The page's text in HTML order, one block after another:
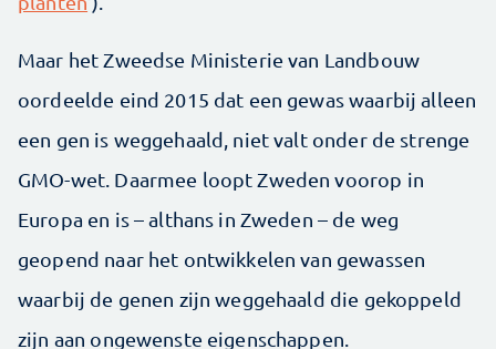
Maar het Zweedse Ministerie van Landbouw
oordeelde eind 2015 dat een gewas waarbij alleen
een gen is weggehaald, niet valt onder de strenge
GMO-wet. Daarmee loopt Zweden voorop in
Europa en is – althans in Zweden – de weg
geopend naar het ontwikkelen van gewassen
waarbij de genen zijn weggehaald die gekoppeld
zijn aan ongewenste eigenschappen.